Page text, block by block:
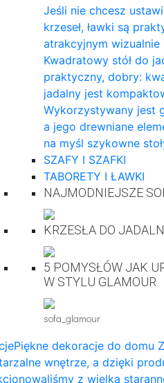
Jeśli nie chcesz
krzeseł, ławki są
atrakcyjnym wizualnie
Kwadratowy stół do
praktyczny, dobry:
jadalny jest
Wykorzystywany jest
a jego drewniane
na myśl szykowne
SZAFY I SZAFKI
TABORETY I ŁAWKI
NAJMODNIEJSZE
KRZESŁA DO
5 POMYSŁÓW JAK
W STYLU GLAMOUR
sofa_glamour
Piękne dekoracje do domu
wnętrze, a dzięki
z wielką